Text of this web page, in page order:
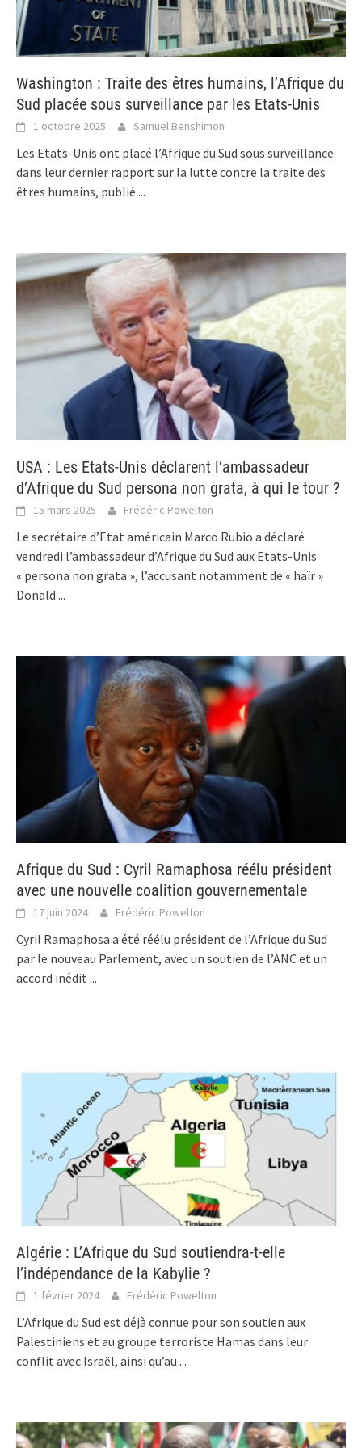
Washington : Traite des êtres humains, l’Afrique du
Sud placée sous surveillance par les Etats-Unis
1 octobre 2025 Samuel Benshimon
Les Etats-Unis ont placé l’Afrique du Sud sous surveillance
dans leur dernier rapport sur la lutte contre la traite des
êtres humains, publié ...
USA : Les Etats-Unis déclarent l’ambassadeur
d’Afrique du Sud persona non grata, à qui le tour ?
15 mars 2025 Frédéric Powelton
Le secrétaire d’Etat américain Marco Rubio a déclaré
vendredi l’ambassadeur d’Afrique du Sud aux Etats-Unis
« persona non grata », l’accusant notamment de « haïr »
Donald ...
Afrique du Sud : Cyril Ramaphosa réélu président
avec une nouvelle coalition gouvernementale
17 juin 2024 Frédéric Powelton
Cyril Ramaphosa a été réélu président de l’Afrique du Sud
par le nouveau Parlement, avec un soutien de l’ANC et un
accord inédit ...
Algérie : L’Afrique du Sud soutiendra-t-elle
l’indépendance de la Kabylie ?
1 février 2024 Frédéric Powelton
L’Afrique du Sud est déjà connue pour son soutien aux
Palestiniens et au groupe terroriste Hamas dans leur
conflit avec Israël, ainsi qu’au ...